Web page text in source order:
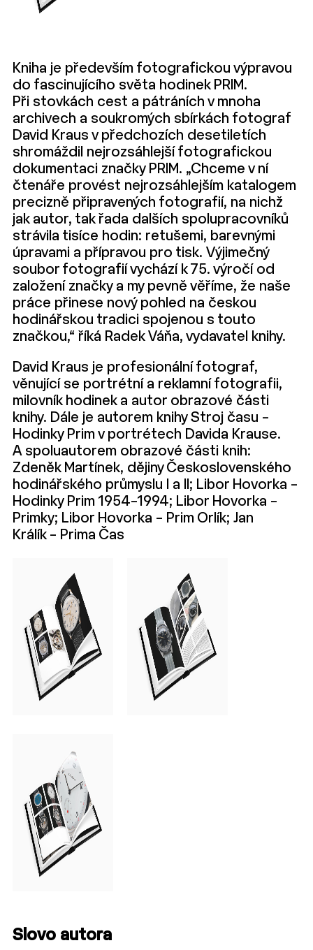
Kniha je především fotografickou výpravou
do fascinujícího světa hodinek PRIM.
Při stovkách cest a pátráních v mnoha
archivech a soukromých sbírkách fotograf
David Kraus v předchozích desetiletích
shromáždil nejrozsáhlejší fotografickou
dokumentaci značky PRIM. „Chceme v ní
čtenáře provést nejrozsáhlejším katalogem
precizně připravených fotografií, na nichž
jak autor, tak řada dalších spolupracovníků
strávila tisíce hodin: retušemi, barevnými
úpravami a přípravou pro tisk. Výjimečný
soubor fotografií vychází k 75. výročí od
založení značky a my pevně věříme, že naše
práce přinese nový pohled na českou
hodinářskou tradici spojenou s touto
značkou,“ říká Radek Váňa, vydavatel knihy.
David Kraus je profesionální fotograf,
věnující se portrétní a reklamní fotografii,
milovník hodinek a autor obrazové části
knihy. Dále je autorem knihy Stroj času –
Hodinky Prim v portrétech Davida Krause.
A spoluautorem obrazové části knih:
Zdeněk Martínek, dějiny Československého
hodinářského průmyslu I a II; Libor Hovorka –
Hodinky Prim 1954–1994; Libor Hovorka –
Primky; Libor Hovorka – Prim Orlík; Jan
Králík – Prima Čas
Slovo autora